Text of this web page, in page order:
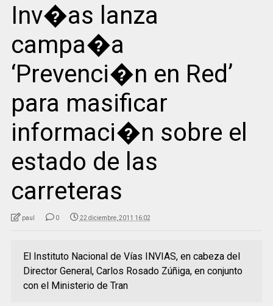
Inv�as lanza
campa�a
‘Prevenci�n en Red’
para masificar
informaci�n sobre el
estado de las
carreteras
paul 0 22 diciembre, 2011 16:02
El Instituto Nacional de Vías INVIAS, en cabeza del
Director General, Carlos Rosado Zúñiga, en conjunto
con el Ministerio de Tran